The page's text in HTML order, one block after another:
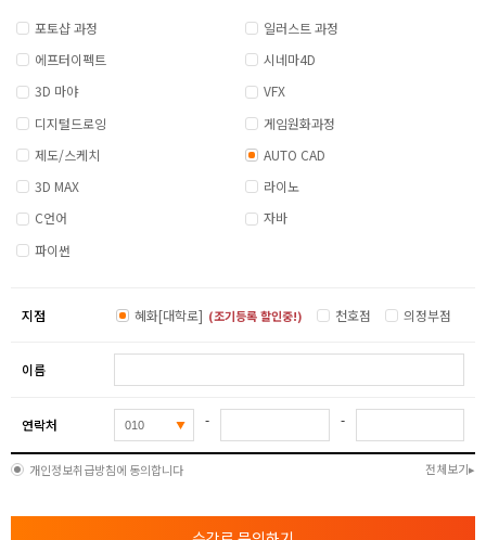
포토샵 과정
일러스트 과정
에프터이펙트
시네마4D
3D 마야
VFX
디지털드로잉
게임원화과정
제도/스케치
AUTO CAD
3D MAX
라이노
C언어
자바
파이썬
지점 혜화[대학로] (조기등록 할인중!) 천호점 의정부점
이름
연락처 - -
개인정보취급방침에 동의합니다 전체보기